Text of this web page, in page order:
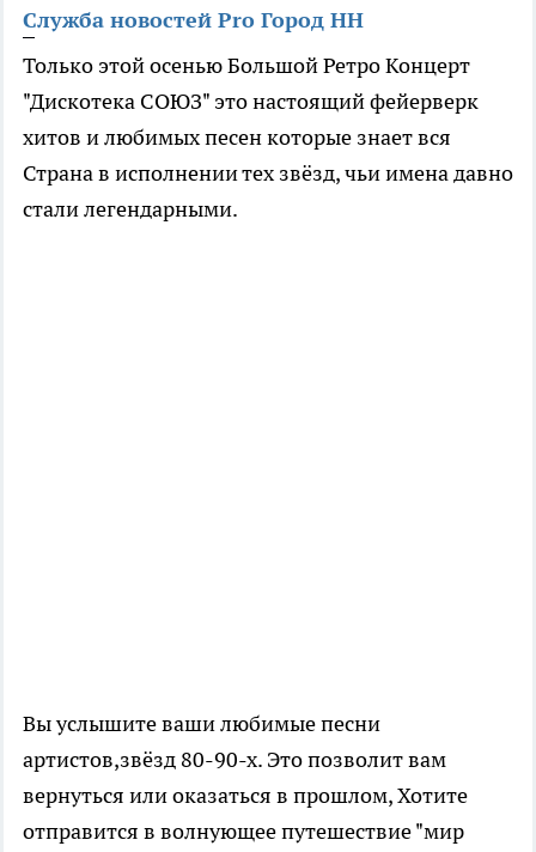
Служба новостей Pro Город НН
Только этой осенью Большой Ретро Концерт
"Дискотека СОЮЗ" это настоящий фейерверк
хитов и любимых песен которые знает вся
Страна в исполнении тех звёзд, чьи имена давно
стали легендарными.
Вы услышите ваши любимые песни
артистов,звёзд 80-90-х. Это позволит вам
вернуться или оказаться в прошлом, Хотите
отправится в волнующее путешествие "мир